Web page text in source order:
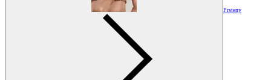
Prsteny